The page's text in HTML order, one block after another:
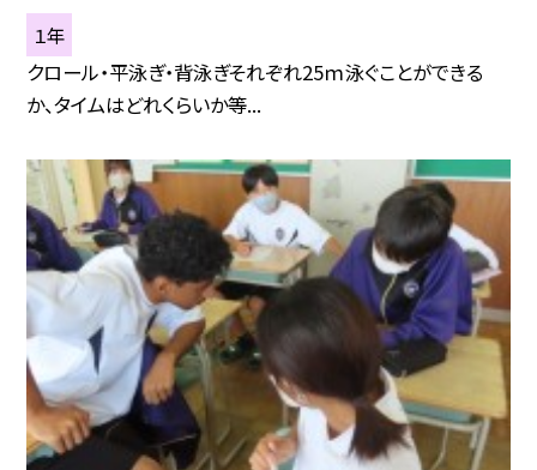
１年
クロール・平泳ぎ・背泳ぎそれぞれ25ｍ泳ぐことができる
か、タイムはどれくらいか等...